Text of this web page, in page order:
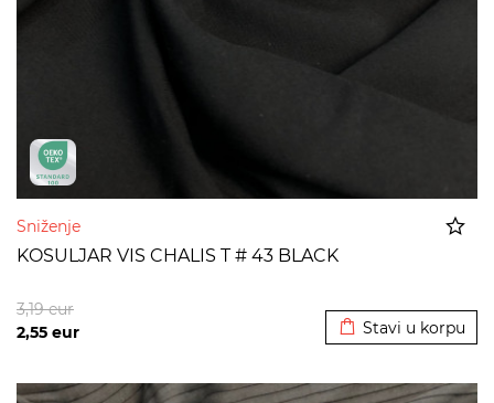
Sniženje
KOSULJAR VIS CHALIS T # 43 BLACK
2,55 eur
3,19eur
Stavi u korpu